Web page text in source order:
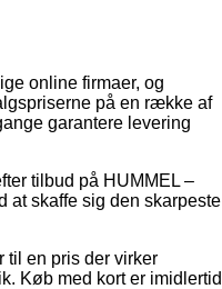
online firmaer, og
på en række af
garantere levering
tilbud på HUMMEL –
at skaffe sig den skarpeste
til en pris der virker
Køb med kort er imidlertid